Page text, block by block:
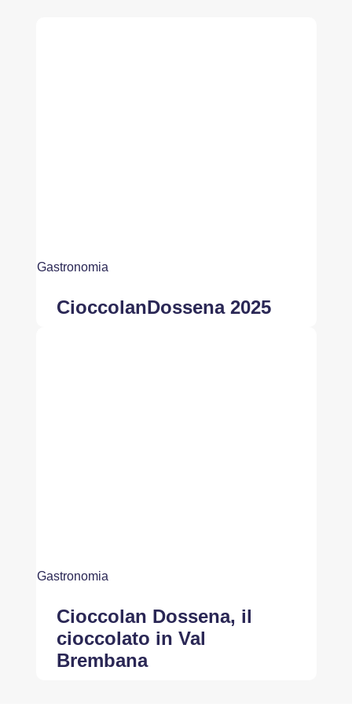
Gastronomia
CioccolanDossena 2025
Gastronomia
Cioccolan Dossena, il
cioccolato in Val
Brembana